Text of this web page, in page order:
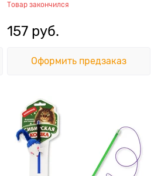
Товар закончился
157 руб.
Оформить предзаказ